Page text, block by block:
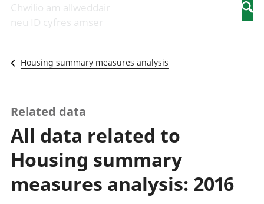
Newidiadau i
fusnesau
Diwydiant
a'r rhyngrwyd
Y diwydiant
gweithgynhyrchu
a chynhyrchu
Y diwydiant
manwethu
Y diwydiant
twristiaeth
sector cyhoeddus
Gwerth
Ychwanegol Gros
Mynegeion
chwyddiant a
phrisiau
Buddsoddiadau,
mewn
gwaith
Chwilio am allweddair
neu ID cyfres amser
Housing summary measures analysis
Related data
All data related to
Housing summary
measures analysis: 2016